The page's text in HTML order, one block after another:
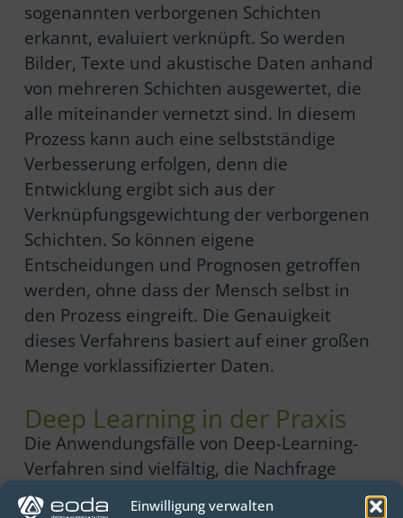
Einwilligung verwalten
sogenannten verborgenen Schichten
erkannt, evaluiert verknüpft. So werden
Bilder, Texte und akustische Daten anhand
von mehreren Schichten ausgewertet, die
alle miteinander vernetzt sind. In diesem
Prozess kann auch eine selbstständige
Verbesserung erfolgen, denn die
Entwicklung ergibt sich aus der
Verknüpfungsgewichtung der verborgenen
Schichten. So können eigene
Entscheidungen und Prognosen getroffen
werden, ohne dass der Mensch selbst in
den Prozess eingreift. Die Genauigkeit
dieses Verfahrens basiert auf einer großen
Menge vorklassifizierter Daten.
Deep Learning in der Praxis
Die Anwendungsfälle von Deep-Learning-
Verfahren sind vielfältig, die Nachfrage
steigt. Ob es sich um Autonomes Fahren,